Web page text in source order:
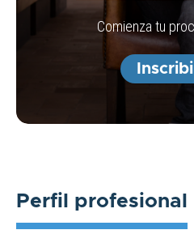
Comienza tu
Perfil profesional